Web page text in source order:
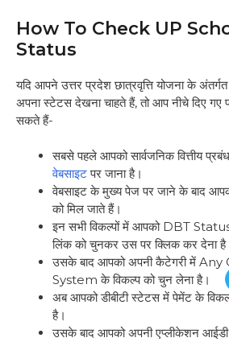
How To Check UP
Status
यदि आपने उत्तर प्रदेश छात्रवृत्ति योजना के
अपना स्टेटस देखना चाहते हैं, तो आप नीचे दिए गए
सकते हैं-
सबसे पहले आपको सार्वजनिक वित्तीय
वेबसाइटपर जाना है।
वेबसाइट के मुख्य पेज पर जाने के बाद
को मिल जाते हैं।
इन सभी विकल्पों में आपको DBT
लिंक को चुनकर उस पर क्लिक कर देना
उसके बाद आपको अपनी कैटेगरी में
System के विकल्प को चुन लेना है।
अब आपको डीबीटी स्टेटस में पेमेंट के
है।
उसके बाद आपको अपनी एप्लीकेशन